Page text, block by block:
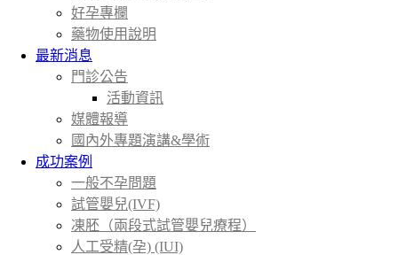
好孕專欄
藥物使用說明
最新消息
門診公告
活動資訊
媒體報導
國內外專題演講&學術
成功案例
一般不孕問題
試管嬰兒(IVF)
凍胚（兩段式試管嬰兒療程）
人工受精(孕) (IUI)